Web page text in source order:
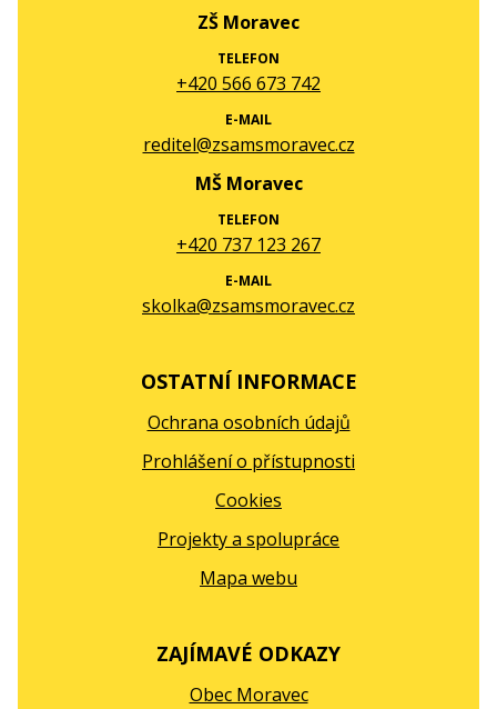
ZŠ Moravec
TELEFON
+420 566 673 742
E-MAIL
reditel@zsamsmoravec.cz
MŠ Moravec
TELEFON
+420 737 123 267
E-MAIL
skolka@zsamsmoravec.cz
OSTATNÍ INFORMACE
Ochrana osobních údajů
Prohlášení o přístupnosti
Cookies
Projekty a spolupráce
Mapa webu
ZAJÍMAVÉ ODKAZY
Obec Moravec